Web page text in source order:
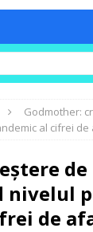
Godmother:
al cifrei de
de
nivelul
de